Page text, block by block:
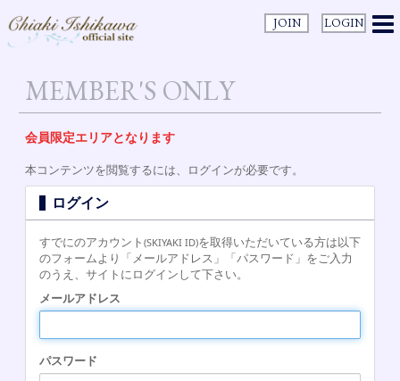
JOIN LOGIN
MEMBER'S ONLY
会員限定エリアとなります
本コンテンツを閲覧するには、ログインが必要です。
ログイン
すでにのアカウント (SKIYAKI ID)を取得いただいている方は以下
のフォームより「メールアドレス」「パスワード」をご入力
のうえ、サイトにログインして下さい。
メールアドレス
パスワード